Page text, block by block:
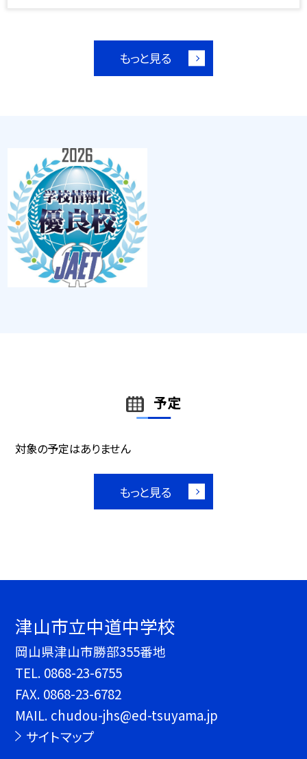
もっと見る
予定
対象の予定はありません
もっと見る
津山市立中道中学校
岡山県津山市勝部355番地
TEL. 0868-23-6755
FAX. 0868-23-6782
MAIL. chudou-jhs@ed-tsuyama.jp
サイトマップ